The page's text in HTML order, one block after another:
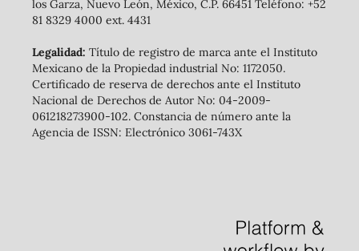
los Garza, Nuevo León, México, C.P. 66451 Teléfono: +52
81 8329 4000 ext. 4431
Legalidad: Título de registro de marca ante el Instituto
Mexicano de la Propiedad industrial No: 1172050.
Certificado de reserva de derechos ante el Instituto
Nacional de Derechos de Autor No: 04-2009-
061218273900-102. Constancia de número ante la
Agencia de ISSN: Electrónico 3061-743X